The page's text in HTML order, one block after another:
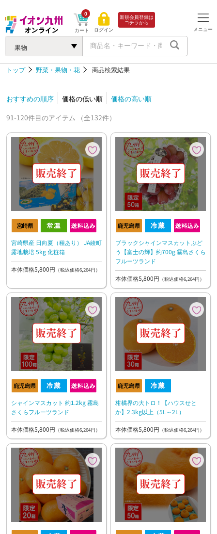
果物
カート
0
ログイン
新規会員登録は
コチラから
メニュー
トップ 野菜・果物・花 商品検索結果
おすすめの順序 価格の低い順
価格の高い順
91-120件目のアイテム （全132件）
宮崎県産 日向夏（種あり） JA綾町
露地栽培 5kg 化粧箱
本体価格5,800円 （税込価格6,264円）
ブラックシャインマスカットぶど
う【富士の輝】約700g 霧島さくら
フルーツランド
本体価格5,800円 （税込価格6,264円）
シャインマスカット 約1.2kg 霧島
さくらフルーツランド
本体価格5,800円 （税込価格6,264円）
柑橘界の大トロ！【ハウスせと
か】2.3kg以上（5L～2L）
本体価格5,800円 （税込価格6,264円）